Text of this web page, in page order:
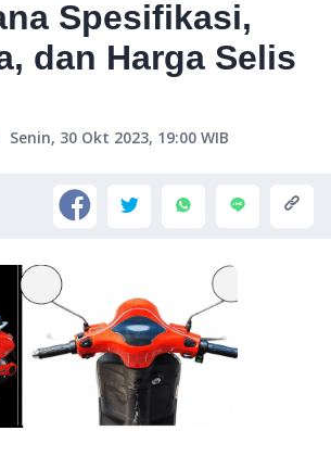
Spesifikasi,
dan Harga Selis
Senin, 30 Okt 2023, 19:00 WIB